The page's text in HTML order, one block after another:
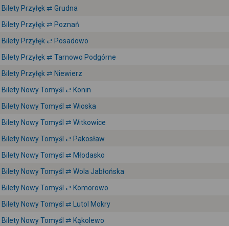
Bilety Przyłęk ⇄ Grudna
Bilety Przyłęk ⇄ Poznań
Bilety Przyłęk ⇄ Posadowo
Bilety Przyłęk ⇄ Tarnowo Podgórne
Bilety Przyłęk ⇄ Niewierz
Bilety Nowy Tomyśl ⇄ Konin
Bilety Nowy Tomyśl ⇄ Wioska
Bilety Nowy Tomyśl ⇄ Witkowice
Bilety Nowy Tomyśl ⇄ Pakosław
Bilety Nowy Tomyśl ⇄ Młodasko
Bilety Nowy Tomyśl ⇄ Wola Jabłońska
Bilety Nowy Tomyśl ⇄ Komorowo
Bilety Nowy Tomyśl ⇄ Lutol Mokry
Bilety Nowy Tomyśl ⇄ Kąkolewo